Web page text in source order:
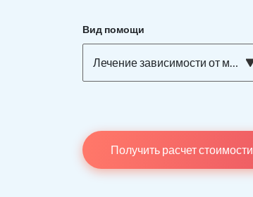
Вид помощи
Лечение зависимости от мефедрона
Получить расчет стоимости